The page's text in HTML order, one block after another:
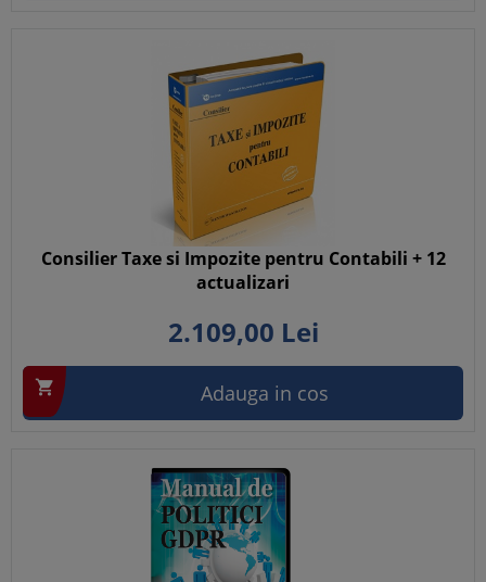
Consilier Taxe si Impozite pentru Contabili + 12
actualizari
2.109,00 Lei
 Adauga in cos